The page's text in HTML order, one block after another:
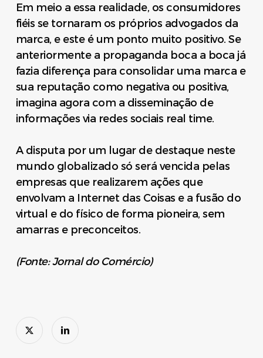
Em meio a essa realidade, os consumidores
fiéis se tornaram os próprios advogados da
marca, e este é um ponto muito positivo. Se
anteriormente a propaganda boca a boca já
fazia diferença para consolidar uma marca e
sua reputação como negativa ou positiva,
imagina agora com a disseminação de
informações via redes sociais real time.
A disputa por um lugar de destaque neste
mundo globalizado só será vencida pelas
empresas que realizarem ações que
envolvam a Internet das Coisas e a fusão do
virtual e do físico de forma pioneira, sem
amarras e preconceitos.
(Fonte: Jornal do Comércio)